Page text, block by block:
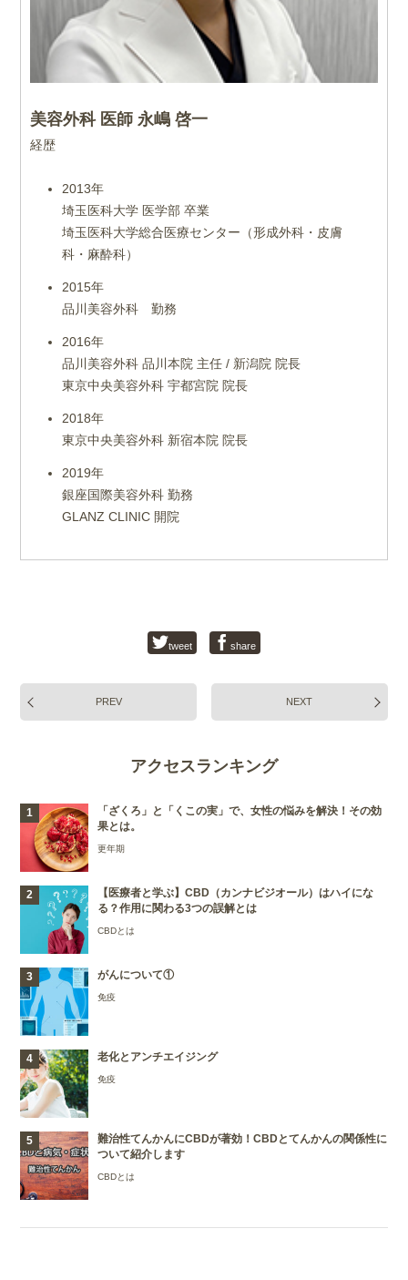
美容外科 医師 永嶋 啓一
経歴
2013年
埼玉医科大学 医学部 卒業
埼玉医科大学総合医療センター（形成外科・皮膚
科・麻酔科）
2015年
品川美容外科 勤務
2016年
品川美容外科 品川本院 主任 / 新潟院 院長
東京中央美容外科 宇都宮院 院長
2018年
東京中央美容外科 新宿本院 院長
2019年
銀座国際美容外科 勤務
GLANZ CLINIC 開院
tweet share
PREV NEXT
アクセスランキング
「ざくろ」と「くこの実」で、女性の悩みを解決！その効
果とは。
更年期
【医療者と学ぶ】CBD（カンナビジオール）はハイにな
る？作用に関わる3つの誤解とは
CBDとは
がんについて①
免疫
老化とアンチエイジング
免疫
難治性てんかんにCBDが著効！CBDとてんかんの関係性に
ついて紹介します
CBDとは